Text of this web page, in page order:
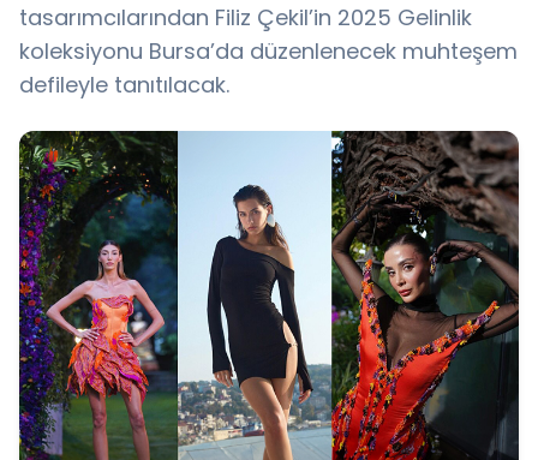
tasarımcılarından Filiz Çekil’in 2025 Gelinlik
koleksiyonu Bursa’da düzenlenecek muhteşem
defileyle tanıtılacak.